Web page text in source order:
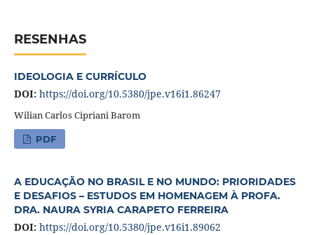
RESENHAS
IDEOLOGIA E CURRÍCULO
DOI: https://doi.org/10.5380/jpe.v16i1.86247
Wilian Carlos Cipriani Barom
PDF
A EDUCAÇÃO NO BRASIL E NO MUNDO: PRIORIDADES
E DESAFIOS – ESTUDOS EM HOMENAGEM À PROFA.
DRA. NAURA SYRIA CARAPETO FERREIRA
DOI: https://doi.org/10.5380/jpe.v16i1.89062